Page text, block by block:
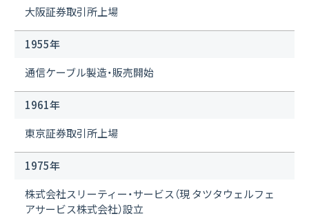
大阪証券取引所上場
1955年
通信ケーブル製造・販売開始
1961年
東京証券取引所上場
1975年
株式会社スリーティー・サービス（現 タツタウェルフェ
アサービス株式会社）設立